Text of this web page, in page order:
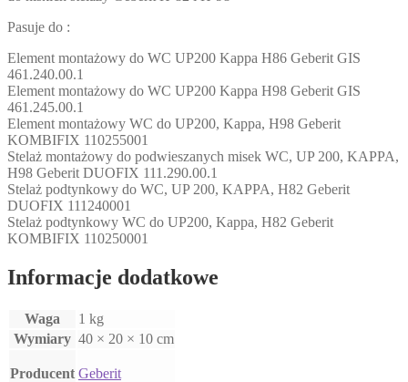
Pasuje do :
Element montażowy do WC UP200 Kappa H86 Geberit GIS
461.240.00.1
Element montażowy do WC UP200 Kappa H98 Geberit GIS
461.245.00.1
Element montażowy WC do UP200, Kappa, H98 Geberit
KOMBIFIX 110255001
Stelaż montażowy do podwieszanych misek WC, UP 200, KAPPA,
H98 Geberit DUOFIX 111.290.00.1
Stelaż podtynkowy do WC, UP 200, KAPPA, H82 Geberit
DUOFIX 111240001
Stelaż podtynkowy WC do UP200, Kappa, H82 Geberit
KOMBIFIX 110250001
Informacje dodatkowe
Waga
1 kg
Wymiary 40 × 20 × 10 cm
Producent Geberit